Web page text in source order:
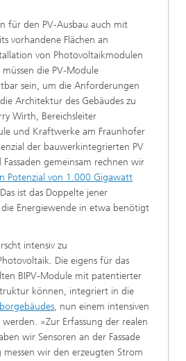
für den PV-Ausbau auch mit
vorhandene Flächen an
von Photovoltaikmodulen
die PV-Module
sein, um die Anforderungen
Architektur des Gebäudes zu
Wirth, Bereichsleiter
und Kraftwerke am Fraunhofer
der bauwerkintegrierten PV
gemeinsam rechnen wir
Potenzial von 1.000 Gigawatt
ist das Doppelte jener
Energiewende in etwa benötigt
intensiv zu
Die eigens für das
BIPV-Module mit patentierter
können, integriert in die
, nun einem intensiven
»Zur Erfassung der realen
wir Sensoren an der Fassade
messen wir den erzeugten Strom